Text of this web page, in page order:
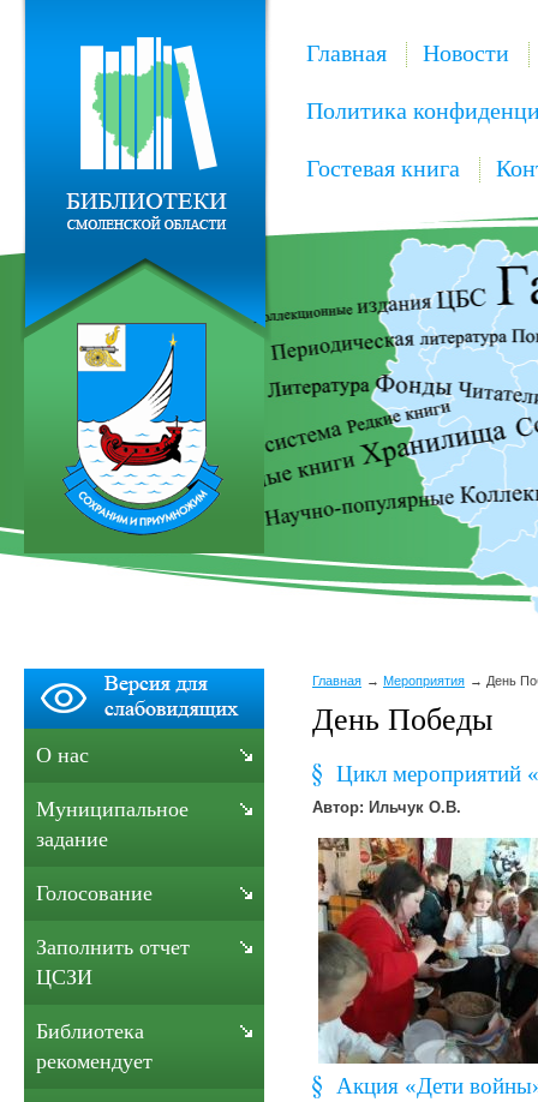
Главная Новости
Политика
Гостевая книга
Главная Мероприятия День
День Победы
Цикл мероприятий
Автор: Ильчук О.В.
Акция «Дети
О нас
Муниципальное
задание
Голосование
Заполнить отчет
ЦСЗИ
Библиотека
рекомендует